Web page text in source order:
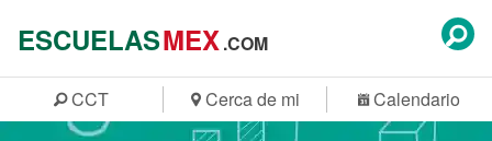
ESCUELASMEX.COM
CCT Cerca de mi Calendario